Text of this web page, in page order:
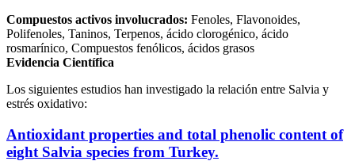
Compuestos activos involucrados: Fenoles, Flavonoides,
Polifenoles, Taninos, Terpenos, ácido clorogénico, ácido
rosmarínico, Compuestos fenólicos, ácidos grasos
Evidencia Científica
Los siguientes estudios han investigado la relación entre Salvia y
estrés oxidativo:
Antioxidant properties and total phenolic content of
eight Salvia species from Turkey.